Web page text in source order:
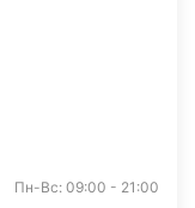
Пн-Вс: 09:00 - 21:00